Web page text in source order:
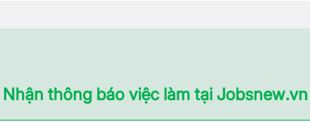
Nhận thông báo việc làm tại Jobsnew.vn